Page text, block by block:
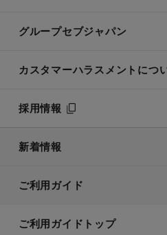
グループセブジャパン
カスタマーハラスメントにつ
採用情報
新着情報
ご利用ガイド
ご利用ガイドトップ